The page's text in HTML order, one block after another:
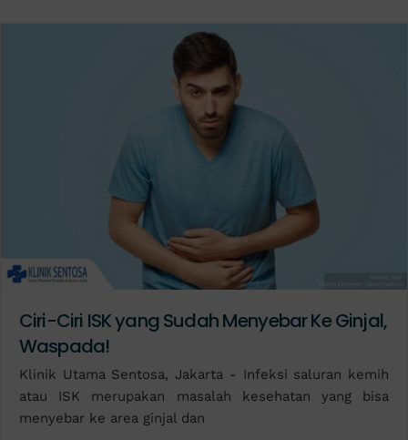
Ciri-Ciri ISK yang Sudah Menyebar Ke Ginjal,
Waspada!
Klinik Utama Sentosa, Jakarta - Infeksi saluran kemih
atau ISK merupakan masalah kesehatan yang bisa
menyebar ke area ginjal dan